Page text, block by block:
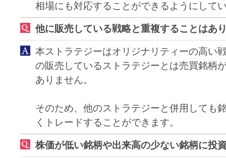
相場にも対応することができるようにして
他に販売している戦略と重複することはあ
本ストラテジーはオリジナリティーの高い
の販売しているストラテジーとは売買銘柄
ありません。
そのため、他のストラテジーと併用しても
くトレードすることができます。
株価が低い銘柄や出来高の少ない銘柄に投